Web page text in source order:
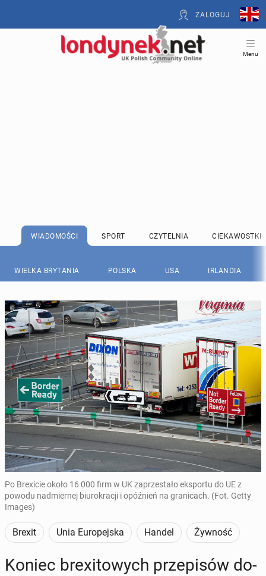
ZALOGUJ
Menu
WIADOMOŚCI SPORT CZYTELNIA CIEKAWOSTKI
WIELKA BRYTANIA POLSKA USA IRLANDIA
Po Brexicie około 16 000 firm w UK zaprzestało eksportu do UE z
powodu nadmiernej biurokracji i opóźnień na granicach. (Fot. Getty
Images)
Brexit Unia Europejska Handel Żywność
Koniec bre­xi­to­wych prze­pi­sów do­